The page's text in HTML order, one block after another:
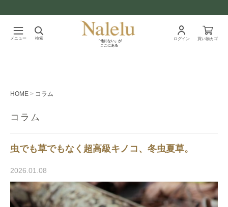
メニュー 検索
「他にない」が
ここにある
ログイン 買い物カゴ
HOME コラム
コラム
虫でも草でもなく超高級キノコ、冬虫夏草。
2026.01.08